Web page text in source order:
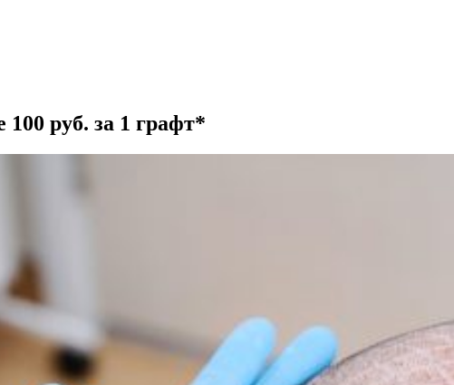
100 руб. за 1 графт*